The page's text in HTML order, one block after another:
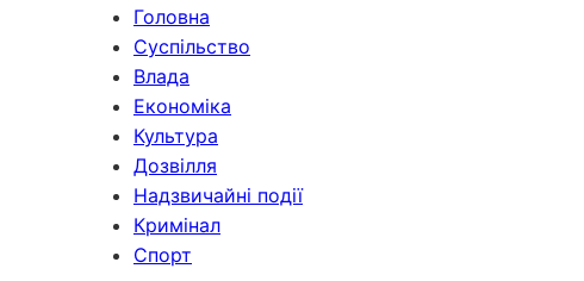
Головна
Суспільство
Влада
Економіка
Культура
Дозвілля
Надзвичайні події
Кримінал
Спорт